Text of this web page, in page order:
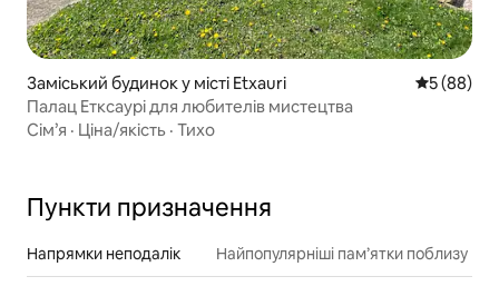
Заміський будинок у місті Etxauri Середня
5 (88)
Палац Етксаурі для любителів мистецтва
Сім’я · Ціна/якість · Тихо
Пункти призначення
Напрямки неподалік Найпопулярніші пам’ятки поблизу